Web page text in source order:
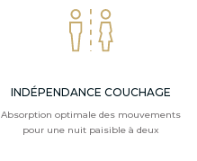
INDÉPENDANCE COUCHAGE
Absorption optimale des mouvements
pour une nuit paisible à deux